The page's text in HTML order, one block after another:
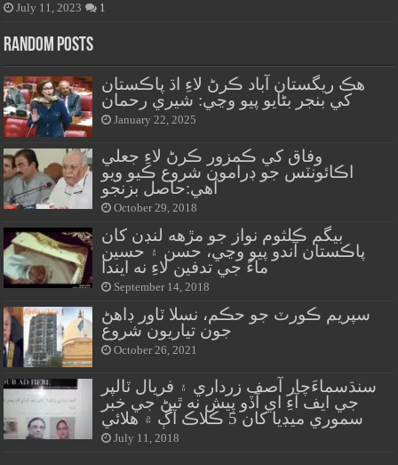
July 11, 2023 1
Random Posts
هڪ ريگستان آباد ڪرڻ لاءِ اڌ پاڪستان
کي بنجر بڻايو پيو وڃي: شيري رحمان
January 22, 2025
وفاق کي ڪمزور ڪرڻ لاءِ جعلي
اڪائونٽس جو ڊرامون شروع ڪيو ويو
آهي:حاصل بزنجو
October 29, 2018
بيگم ڪلثوم نواز جو مڙهه لنڊن کان
پاڪستان آندو پيو وڃي، حسن ۽ حسين
ماءُ جي تدفين لاءِ نه ايندا
September 14, 2018
سپريم ڪورٽ جو حڪم، نسلا ٽاور ڊاهڻ
جون تياريون شروع
October 26, 2021
سنڌسماءَچار آصف زرداري ۽ فريال ٽالپر
جي ايف آءِ اي آڏو پيش نه ٿيڻ جي خبر
سموري ميڊيا کان 5 ڪلاڪ اڳ ۾ هلائي
July 11, 2018